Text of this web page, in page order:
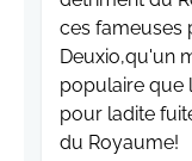
ces fameuses
Deuxio,qu'un
populaire que
pour ladite
du Royaume!